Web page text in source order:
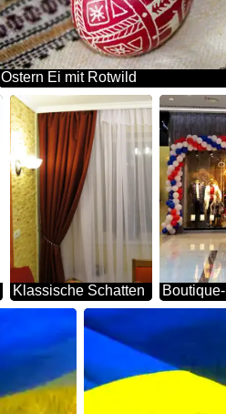
Ostern Ei mit Rotwild
Klassische Schatten